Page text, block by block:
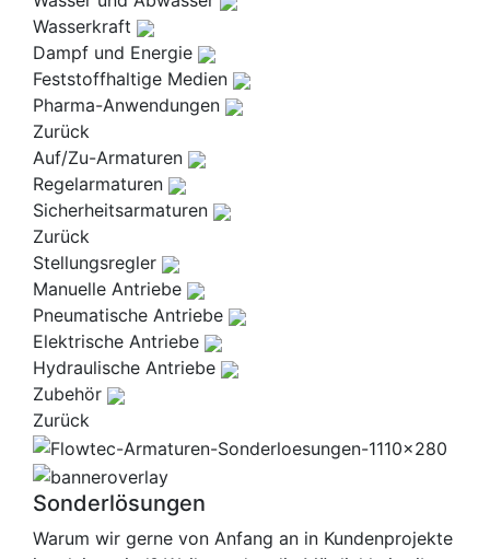
Wasserkraft
Dampf und Energie
Feststoffhaltige Medien
Pharma-Anwendungen
Zurück
Auf/Zu-Armaturen
Regelarmaturen
Sicherheitsarmaturen
Zurück
Stellungsregler
Manuelle Antriebe
Pneumatische Antriebe
Elektrische Antriebe
Hydraulische Antriebe
Zubehör
Zurück
Sonderlösungen
Warum wir gerne von Anfang an in Kundenprojekte